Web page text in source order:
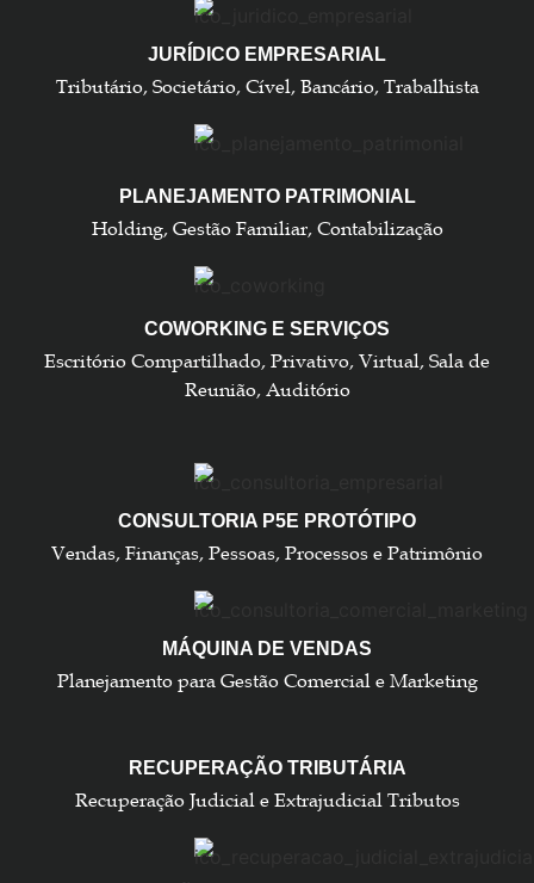
JURÍDICO EMPRESARIAL
Tributário, Societário, Cível, Bancário, Trabalhista
PLANEJAMENTO PATRIMONIAL
Holding, Gestão Familiar, Contabilização
COWORKING E SERVIÇOS
Escritório Compartilhado, Privativo, Virtual, Sala de
Reunião, Auditório
CONSULTORIA P5E PROTÓTIPO
Vendas, Finanças, Pessoas, Processos e Patrimônio
MÁQUINA DE VENDAS
Planejamento para Gestão Comercial e Marketing
RECUPERAÇÃO TRIBUTÁRIA
Recuperação Judicial e Extrajudicial Tributos